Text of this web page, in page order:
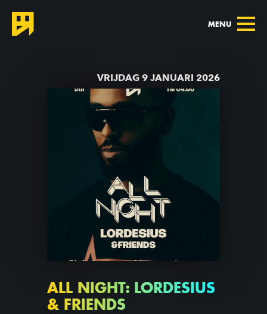
MENU
VRIJDAG 9 JANUARI 2026
ALL NIGHT: LORDESIUS
& FRIENDS